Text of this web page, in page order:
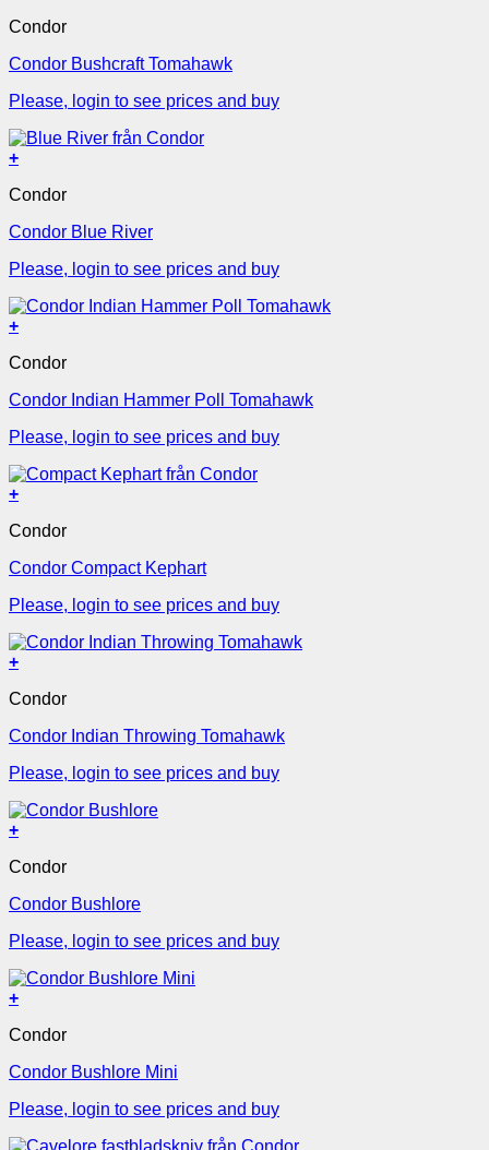
Condor
Condor Bushcraft Tomahawk
Please, login to see prices and buy
+
Condor
Condor Blue River
Please, login to see prices and buy
+
Condor
Condor Indian Hammer Poll Tomahawk
Please, login to see prices and buy
+
Condor
Condor Compact Kephart
Please, login to see prices and buy
+
Condor
Condor Indian Throwing Tomahawk
Please, login to see prices and buy
+
Condor
Condor Bushlore
Please, login to see prices and buy
+
Condor
Condor Bushlore Mini
Please, login to see prices and buy